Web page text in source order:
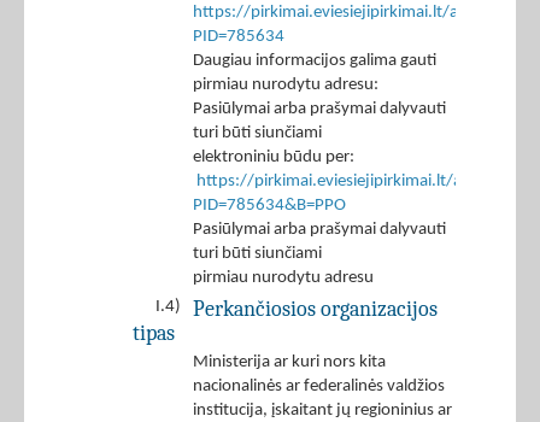
https://pirkimai.eviesiejipirkimai.lt/app/rfq/
PID=785634
Daugiau informacijos galima gauti
pirmiau nurodytu adresu:
Pasiūlymai arba prašymai dalyvauti
turi būti siunčiami
elektroniniu būdu per:
https://pirkimai.eviesiejipirkimai.lt/app/rfq/
PID=785634&B=PPO
Pasiūlymai arba prašymai dalyvauti
turi būti siunčiami
pirmiau nurodytu adresu
I.4)
Perkančiosios organizacijos
tipas
Ministerija ar kuri nors kita
nacionalinės ar federalinės valdžios
institucija, įskaitant jų regioninius ar